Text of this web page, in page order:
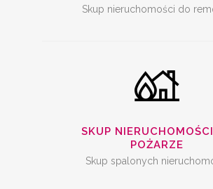
Skup nieruchomości do
SKUP
POŻARZE
Skup spalonych
SKUP
PROBLEMAMI